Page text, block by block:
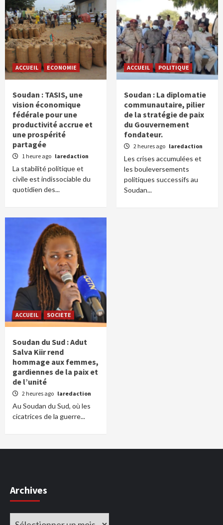
ACCUEIL ECONOMIE
Soudan : TASIS, une
vision économique
fédérale pour une
productivité accrue et
une prospérité
partagée
1 heure ago laredaction
La stabilité politique et
civile est indissociable du
quotidien des...
ACCUEIL POLITIQUE
Soudan : La diplomatie
communautaire, pilier
de la stratégie de paix
du Gouvernement
fondateur.
2 heures ago laredaction
Les crises accumulées et
les bouleversements
politiques successifs au
Soudan...
ACCUEIL SOCIETE
Soudan du Sud : Adut
Salva Kiir rend
hommage aux femmes,
gardiennes de la paix et
de l’unité
2 heures ago laredaction
Au Soudan du Sud, où les
cicatrices de la guerre...
Archives
Archives